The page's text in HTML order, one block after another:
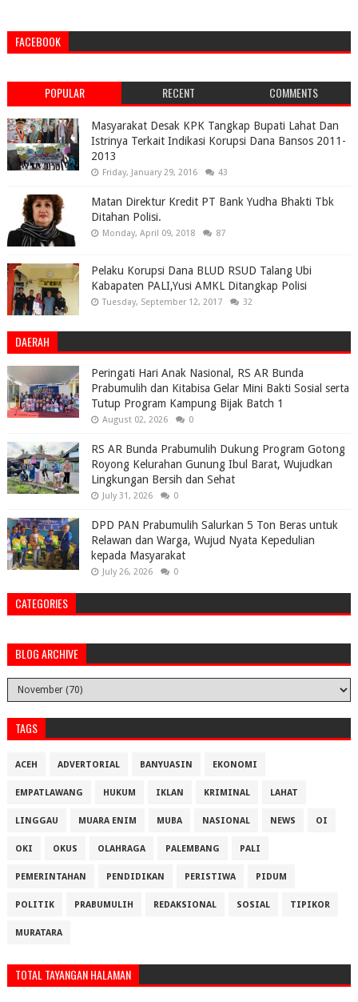
FACEBOOK
POPULAR RECENT COMMENTS
Masyarakat Desak KPK Tangkap Bupati Lahat Dan
Istrinya Terkait Indikasi Korupsi Dana Bansos 2011-
2013
Friday, January 29, 2016 43
Matan Direktur Kredit PT Bank Yudha Bhakti Tbk
Ditahan Polisi.
Monday, April 09, 2018 87
Pelaku Korupsi Dana BLUD RSUD Talang Ubi
Kabapaten PALI,Yusi AMKL Ditangkap Polisi
Tuesday, September 12, 2017 32
DAERAH
Peringati Hari Anak Nasional, RS AR Bunda
Prabumulih dan Kitabisa Gelar Mini Bakti Sosial serta
Tutup Program Kampung Bijak Batch 1
August 02, 2026 0
RS AR Bunda Prabumulih Dukung Program Gotong
Royong Kelurahan Gunung Ibul Barat, Wujudkan
Lingkungan Bersih dan Sehat
July 31, 2026 0
DPD PAN Prabumulih Salurkan 5 Ton Beras untuk
Relawan dan Warga, Wujud Nyata Kepedulian
kepada Masyarakat
July 26, 2026 0
CATEGORIES
BLOG ARCHIVE
TAGS
ACEH ADVERTORIAL BANYUASIN EKONOMI
EMPATLAWANG HUKUM IKLAN KRIMINAL LAHAT
LINGGAU MUARA ENIM MUBA NASIONAL NEWS OI
OKI OKUS OLAHRAGA PALEMBANG PALI
PEMERINTAHAN PENDIDIKAN PERISTIWA PIDUM
POLITIK PRABUMULIH REDAKSIONAL SOSIAL TIPIKOR
MURATARA
TOTAL TAYANGAN HALAMAN